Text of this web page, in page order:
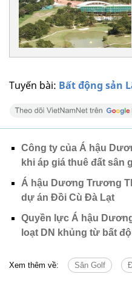
Tuyến bài: Bất động sản
Công ty của Á hậu
khi áp giá thuê đất sân
Á hậu Dương Trương
dự án Đồi Cù Đà Lạt
Quyền lực Á hậu
loạt DN khủng từ bất
Xem thêm về: Sân Golf